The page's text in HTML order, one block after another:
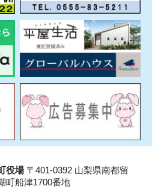
役場〒401-0392 山梨県南都留
町船津1700番地